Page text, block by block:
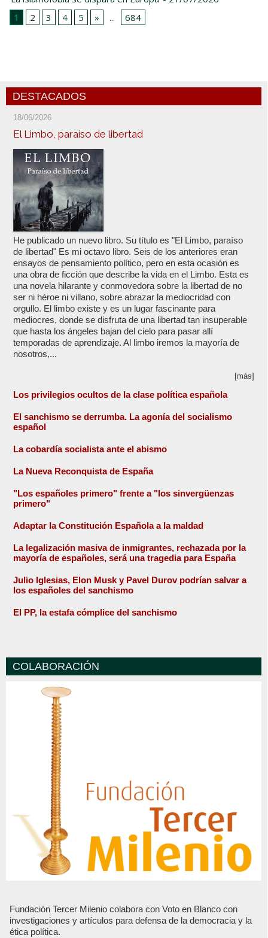
1
2 3 4 5 » ... 684
DESTACADOS
18/06/2026
El Limbo, paraíso de libertad
He publicado un nuevo libro. Su título es "El Limbo, paraíso
de libertad" Es mi octavo libro. Seis de los anteriores eran
ensayos de pensamiento político, pero en esta ocasión es
una obra de ficción que describe la vida en el Limbo. Esta es
una novela hilarante y conmovedora sobre la libertad de no
ser ni héroe ni villano, sobre abrazar la mediocridad con
orgullo. El limbo existe y es un lugar fascinante para
mediocres, donde se disfruta de una libertad tan insuperable
que hasta los ángeles bajan del cielo para pasar allí
temporadas de aprendizaje. Al limbo iremos la mayoría de
nosotros,...
[más]
Los privilegios ocultos de la clase política española
El sanchismo se derrumba. La agonía del socialismo
español
La cobardía socialista ante el abismo
La Nueva Reconquista de España
"Los españoles primero" frente a "los sinvergüenzas
primero"
Adaptar la Constitución Española a la maldad
La legalización masiva de inmigrantes, rechazada por la
mayoría de españoles, será una tragedia para España
Julio Iglesias, Elon Musk y Pavel Durov podrían salvar a
los españoles del sanchismo
El PP, la estafa cómplice del sanchismo
COLABORACIÓN
Fundación Tercer Milenio colabora con Voto en Blanco con
investigaciones y artículos para defensa de la democracia y la
ética política.